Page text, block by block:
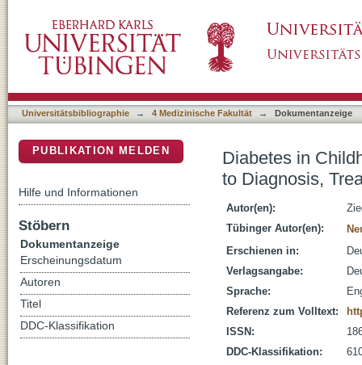
and Follow-Up
Universitätsbibliographie → 4 Medizinische Fakultät → Dokumentanzeige
Diabetes in
to Diagnosis,
Autor(en):
Tübinger Autor(en):
Erschienen in:
Verlagsangabe:
Sprache:
Referenz zum Volltext:
ISSN:
DDC-Klassifikation:
PUBLIKATION MELDEN
Hilfe und Informationen
Stöbern
Dokumentanzeige
Erscheinungsdatum
Autoren
Titel
DDC-Klassifikation